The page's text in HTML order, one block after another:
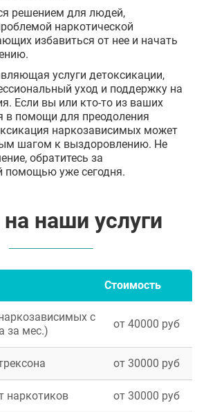
решением для людей,
наркотической
избавиться от нее и начать
услуги детоксикации,
уход и поддержку на
Если вы или кто-то из ваших
в помощи для преодоления
наркозависимых может
шагом к выздоровлению. Не
обратитесь за
помощью уже сегодня.
наши услуги
Стоимость
с
за мес.)
от 40000 руб
от 30000 руб
наркотиков от 30000 руб